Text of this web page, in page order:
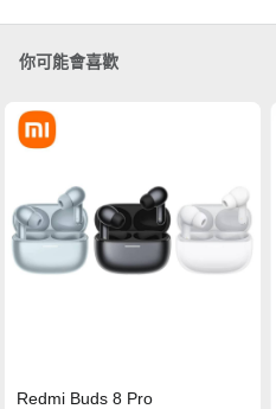
你可能會喜歡
Redmi Buds 8 Pro